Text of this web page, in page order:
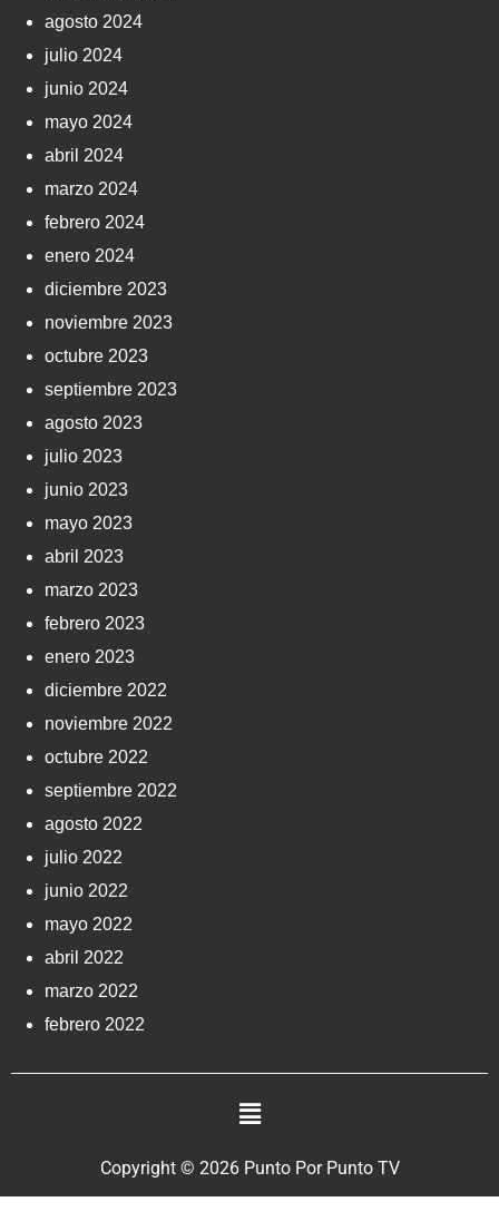
agosto 2024
julio 2024
junio 2024
mayo 2024
abril 2024
marzo 2024
febrero 2024
enero 2024
diciembre 2023
noviembre 2023
octubre 2023
septiembre 2023
agosto 2023
julio 2023
junio 2023
mayo 2023
abril 2023
marzo 2023
febrero 2023
enero 2023
diciembre 2022
noviembre 2022
octubre 2022
septiembre 2022
agosto 2022
julio 2022
junio 2022
mayo 2022
abril 2022
marzo 2022
febrero 2022
Copyright © 2026 Punto Por Punto TV